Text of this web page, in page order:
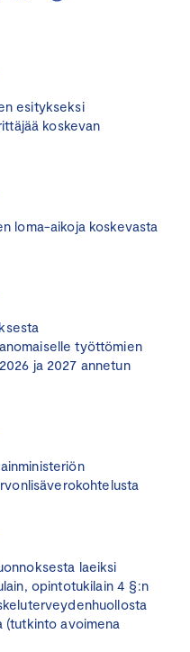
esitykseksi
koskevan
loma-aikoja koskevasta
työttömien
ja 2027 annetun
laeiksi
opintotukilain 4 §:n
(tutkinto avoimena